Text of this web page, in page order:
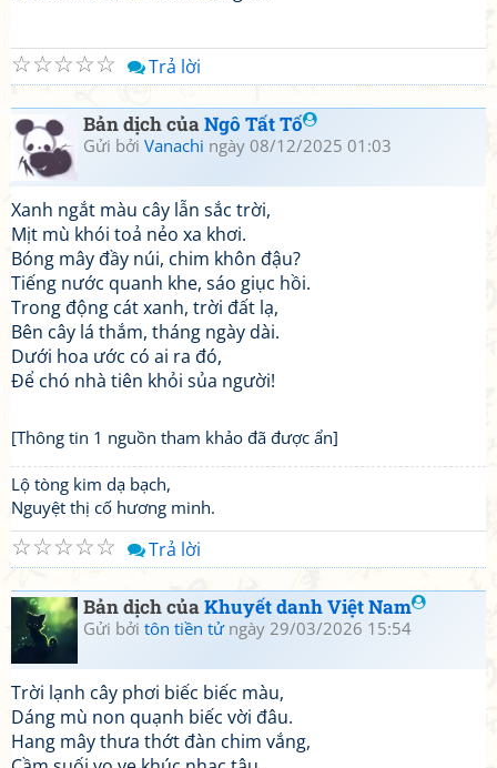
☆
☆
☆
☆
☆ Trả lời
Bản dịch củaNgô Tất Tố
Gửi bởi Vanachi ngày 08/12/2025 01:03
Xanh ngắt màu cây lẫn sắc trời,
Mịt mù khói toả nẻo xa khơi.
Bóng mây đầy núi, chim khôn đậu?
Tiếng nước quanh khe, sáo giục hồi.
Trong động cát xanh, trời đất lạ,
Bên cây lá thắm, tháng ngày dài.
Dưới hoa ước có ai ra đó,
Để chó nhà tiên khỏi sủa người!
[Thông tin 1 nguồn tham khảo đã được ẩn]
Lộ tòng kim dạ bạch,
Nguyệt thị cố hương minh.
☆
☆
☆
☆
☆ Trả lời
Bản dịch củaKhuyết danh Việt Nam
Gửi bởi tôn tiền tửngày 29/03/2026 15:54
Trời lạnh cây phơi biếc biếc màu,
Dáng mù non quạnh biếc vời đâu.
Hang mây thưa thớt đàn chim vắng,